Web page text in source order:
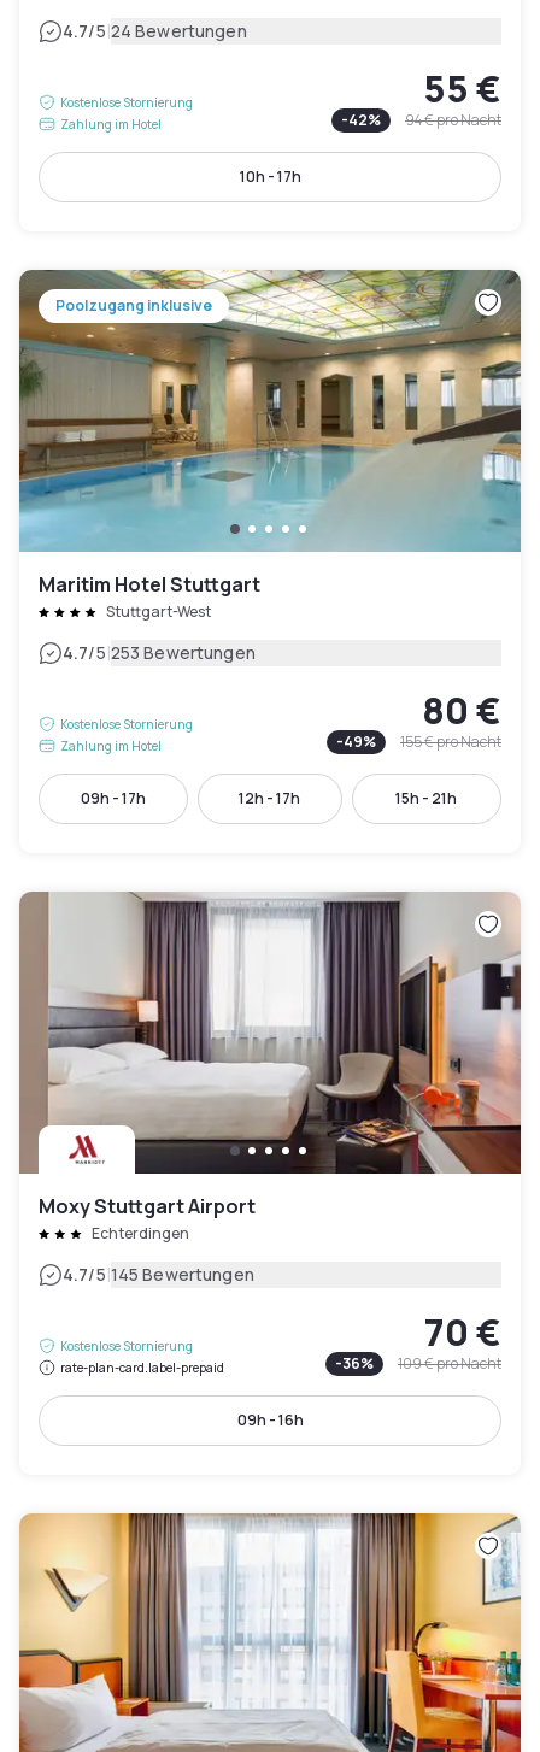
4.7/5|24 Bewertungen
Kostenlose Stornierung
Zahlung im Hotel
55 €
-42% 94 €pro Nacht
10h - 17h
Poolzugang inklusive
Maritim Hotel Stuttgart
Stuttgart-West
4.7/5|253 Bewertungen
Kostenlose Stornierung
Zahlung im Hotel
80 €
-49% 155 €pro Nacht
09h - 17h 12h - 17h 15h - 21h
Moxy Stuttgart Airport
Echterdingen
4.7/5|145 Bewertungen
Kostenlose Stornierung
rate-plan-card.label-prepaid
70 €
-36% 109 €pro Nacht
09h - 16h